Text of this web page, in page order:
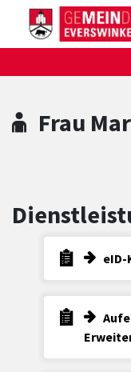
Zum
Zum
Zum
Zum Hauptinhalt
Frau